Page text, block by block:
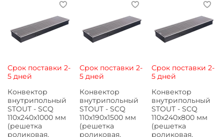
Срок поставки 2-
5 дней
Конвектор
внутрипольный
STOUT - SCQ
110x240x1000 мм
(решетка
роликовая,
Срок поставки 2-
5 дней
Конвектор
внутрипольный
STOUT - SCQ
110x190x1500 мм
(решетка
роликовая,
Срок поставки 2-
5 дней
Конвектор
внутрипольный
STOUT - SCQ
110x240x800 мм
(решетка
роликовая,